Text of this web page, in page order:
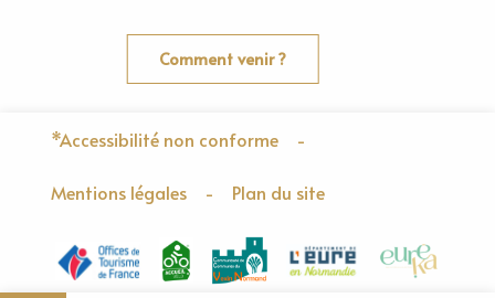
Comment venir ?
*Accessibilité non conforme -
Mentions légales - Plan du site